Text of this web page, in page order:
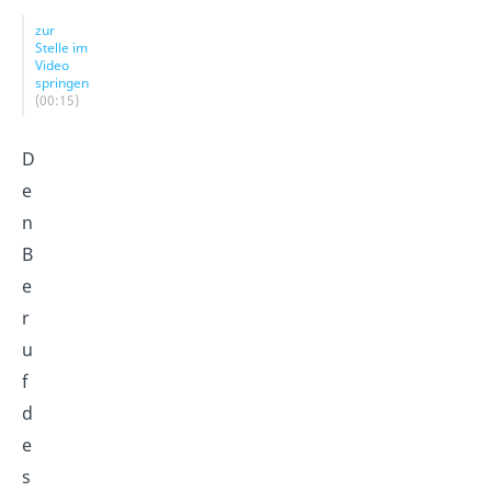
zur
Stelle im
Video
springen
(00:15)
D
e
n
B
e
r
u
f
d
e
s